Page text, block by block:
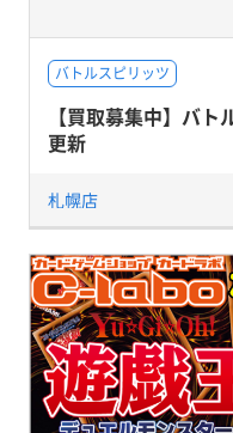
バトルスピリッツ
【買取募集中】バ
更新
札幌店